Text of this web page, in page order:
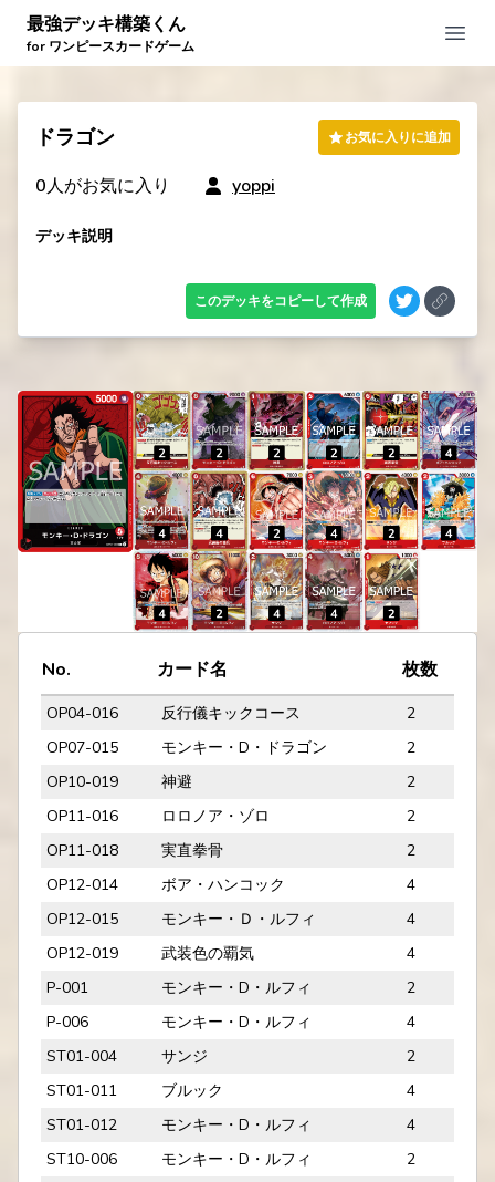
最強デッキ構築くん
for ワンピースカードゲーム
ドラゴン お気に入りに追加
0人がお気に入り yoppi
デッキ説明
このデッキをコピーして作成
No. カード名 枚数
OP04-016 反行儀キックコース
2
OP07-015
モンキー・D・ドラゴン
2
OP10-019
神避
2
OP11-016
ロロノア・ゾロ
2
OP11-018
実直拳骨
2
OP12-014
ボア・ハンコック
4
OP12-015
モンキー・Ｄ・ルフィ
4
OP12-019
武装色の覇気
4
P-001
モンキー・D・ルフィ
2
P-006
モンキー・D・ルフィ
4
ST01-004
サンジ
2
ST01-011
ブルック
4
ST01-012
モンキー・D・ルフィ
4
ST10-006
モンキー・D・ルフィ
2